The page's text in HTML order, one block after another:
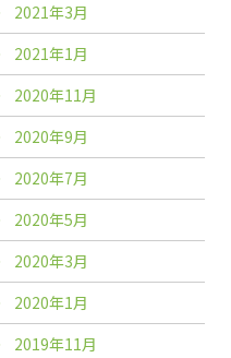
2021年3月
2021年1月
2020年11月
2020年9月
2020年7月
2020年5月
2020年3月
2020年1月
2019年11月